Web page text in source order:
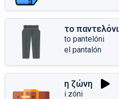
το παντελόνι
to pantelóni
el pantalón
η ζώνη
i zóni